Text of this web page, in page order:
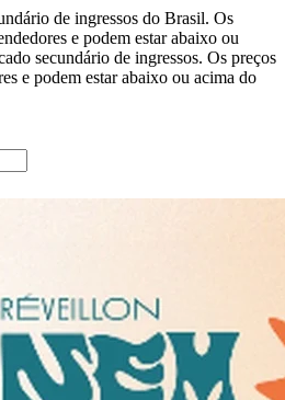
de ingressos do Brasil. Os
e podem estar abaixo ou
secundário de ingressos. Os preços
e podem estar abaixo ou acima do